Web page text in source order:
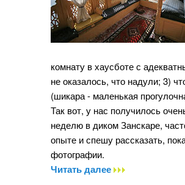
комнату в хаусботе с
не оказалось, что надули; 3)
(шикара - маленькая
Так вот, у нас получилось
неделю в диком Занскаре,
опыте и спешу рассказать,
фотографии.
Читать далее